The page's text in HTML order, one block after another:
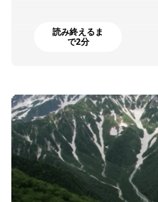
読み終えるま
で2分